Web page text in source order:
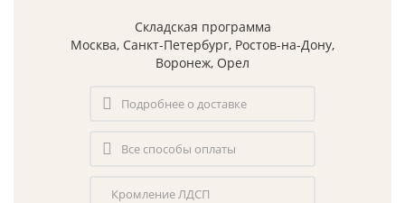
Складская программа
Москва, Санкт-Петербург, Ростов-на-Дону,
Воронеж, Орел
Подробнее о доставке
Все способы оплаты
Кромление ЛДСП